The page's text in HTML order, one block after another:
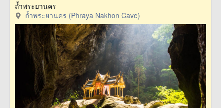
ถ้ำพระยานคร
ถ้ำพระยานคร (Phraya Nakhon Cave)